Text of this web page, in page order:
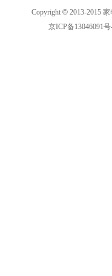
Copyright © 2013-2015
京ICP备13046091号